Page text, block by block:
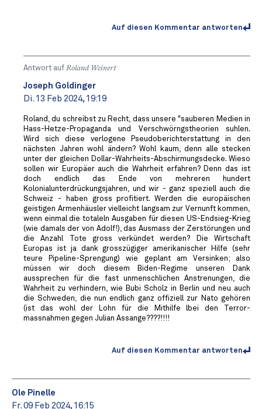
Auf diesen Kommentar antworten
Antwort auf Roland Weinert
Joseph Goldinger
Di. 13 Feb 2024, 19:19
Roland, du schreibst zu Recht, dass unsere "sauberen Medien in
Hass-Hetze-Propaganda und Verschwörngstheorien suhlen.
Wird sich diese verlogene Pseudoberichterstattung in den
nächsten Jahren wohl ändern? Wohl kaum, denn alle stecken
unter der gleichen Dollar-Wahrheits-Abschirmungsdecke. Wieso
sollen wir Europäer auch die Wahrheit erfahren? Denn das ist
doch endlich das Ende von mehreren hundert
Kolonialunterdrückungsjahren, und wir - ganz speziell auch die
Schweiz - haben gross profitiert. Werden die europäischen
geistigen Armenhäusler vielleicht langsam zur Vernunft kommen,
wenn einmal die totaleln Ausgaben für diesen US-Endsieg-Krieg
(wie damals der von Adolf!), das Ausmass der Zerstörungen und
die Anzahl Tote gross verkündet werden? Die Wirtschaft
Europas ist ja dank grosszügiger amerikanischer Hilfe (sehr
teure Pipeline-Sprengung) wie geplant am Versinken; also
müssen wir doch diesem Biden-Regime unseren Dank
aussprechen für die fast unmenschlichen Anstrenungen, die
Wahrheit zu verhindern, wie Bubi Scholz in Berlin und neu auch
die Schweden, die nun endlich ganz offiziell zur Nato gehören
(ist das wohl der Lohn für die Mithilfe lbei den Terror-
massnahmen gegen Julian Assange????!!!!
Auf diesen Kommentar antworten
Ole Pinelle
Fr. 09 Feb 2024, 16:15